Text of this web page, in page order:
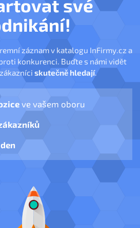
své
záznam v katalogu InFirmy.cz a
konkurenci. Buďte s námi vidět
skutečně hledají.
ve vašem oboru